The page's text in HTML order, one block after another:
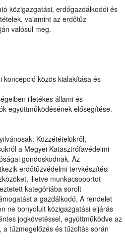
közigazgatási, erdőgazdálkodói és
valamint az erdőtűz
valósul meg.
koncepció közös kialakítása és
illetékes állami és
együttműködésének elősegítése.
Közzétételükről,
a Megyei Katasztrófavédelmi
gondoskodnak. Az
erdőtűzvédelmi tervkészítési
illetve munkacsoportot
kategóriába sorolt
a gazdálkodó. A rendelet
ne bonyolult közigazgatási eljárás
jogkövetéssel, együttműködve az
tűzmegelőzés és tűzoltás során